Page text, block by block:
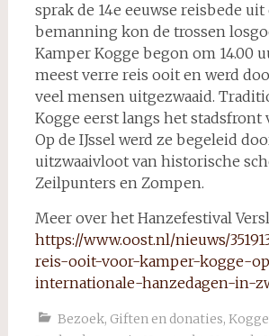
sprak de 14e eeuwse reisbede uit
bemanning kon de trossen
Kamper Kogge begon om 14.00
meest verre reis ooit en werd
veel mensen uitgezwaaid.
Kogge eerst langs het stadsfront
Op de IJssel werd ze begeleid
uitzwaaivloot van historische
Zeilpunters en Zompen.
Meer over het Hanzefestival
https://www.oost.nl/nieuws/
reis-ooit-voor-kamper-kogge-
internationale-hanzedagen-in-
Bezoek, Giften en donaties,